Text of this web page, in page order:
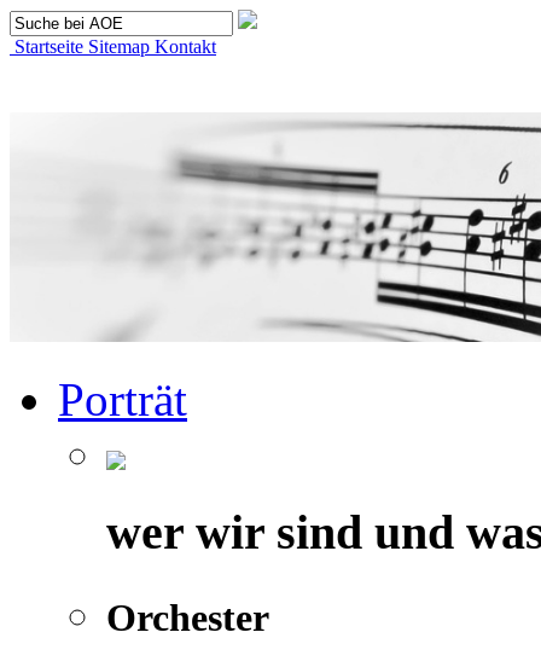
Startseite Sitemap Kontakt
Porträt
wer wir sind und
Orchester